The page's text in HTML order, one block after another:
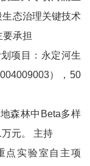
态治理关键技术
承担
项目：永定河生
），50
森林中Beta多样
元。 主持
点实验室自主项